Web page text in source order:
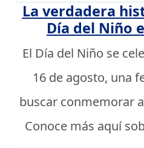
La verdadera
Día del Niño
El Día del Niño se
16 de agosto, una
buscar conmemorar
Conoce más aquí